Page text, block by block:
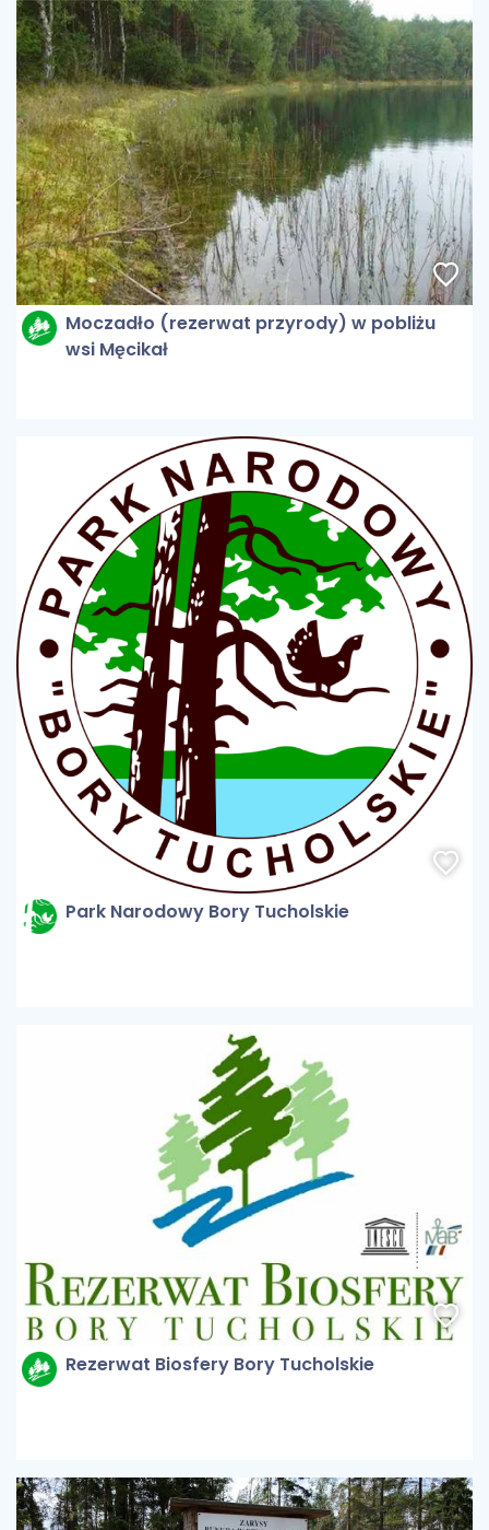
Moczadło (rezerwat przyrody) w pobliżu
wsi Męcikał
Park Narodowy Bory Tucholskie
Rezerwat Biosfery Bory Tucholskie